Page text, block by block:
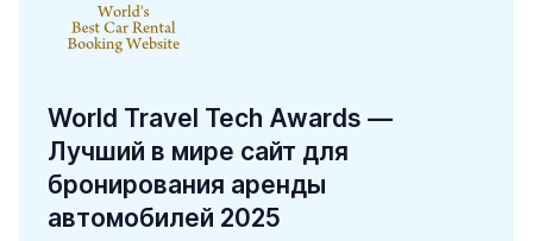
World Travel Tech Awards —
Лучший в мире сайт для
бронирования аренды
автомобилей 2025